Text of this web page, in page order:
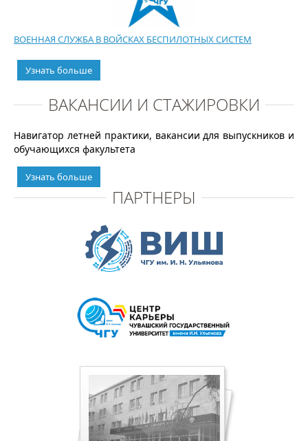
ВОЕННАЯ СЛУЖБА В ВОЙСКАХ БЕСПИЛОТНЫХ СИСТЕМ
Узнать больше
ВАКАНСИИ И СТАЖИРОВКИ
Навигатор летней практики, вакансии для выпускников и
обучающихся факультета
Узнать больше
ПАРТНЕРЫ